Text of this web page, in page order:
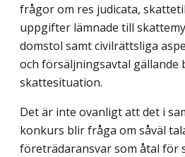
frågor om res judicata,
uppgifter lämnade till
domstol samt civilrättsliga
och försäljningsavtal gällande
skattesituation.
Det är inte ovanligt att det i
konkurs blir fråga om såväl
företrädaransvar som åtal för